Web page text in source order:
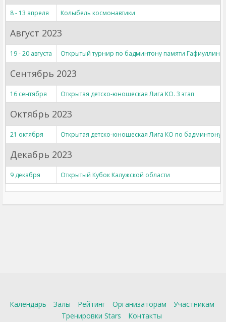
8 - 13 апреля Колыбель космонавтики
Август 2023
19 - 20 августа Открытый турнир по бадминтону памяти Гафиуллина
Сентябрь 2023
16 сентября Открытая детско-юношеская Лига КО. 3 этап
Октябрь 2023
21 октября Открытая детско-юношеская Лига КО по бадминтону,
Декабрь 2023
9 декабря Открытый Кубок Калужской области
Календарь Залы Рейтинг Организаторам
Участникам
Тренировки Stars
Контакты